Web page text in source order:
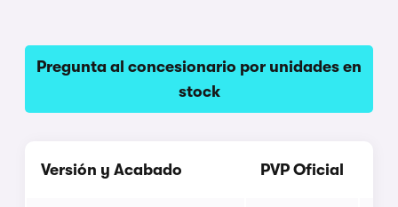
Pregunta al concesionario por unidades en
stock
Versión y Acabado PVP Oficial